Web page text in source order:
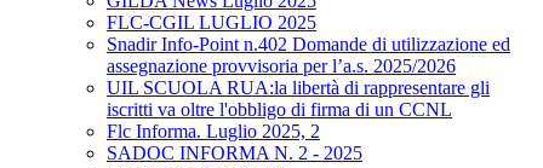
FLC-CGIL LUGLIO 2025
Snadir Info-Point n.402 Domande di utilizzazione ed
assegnazione provvisoria per l’a.s. 2025/2026
UIL SCUOLA RUA:la libertà di rappresentare gli
iscritti va oltre l'obbligo di firma di un CCNL
Flc Informa. Luglio 2025, 2
SADOC INFORMA N. 2 - 2025